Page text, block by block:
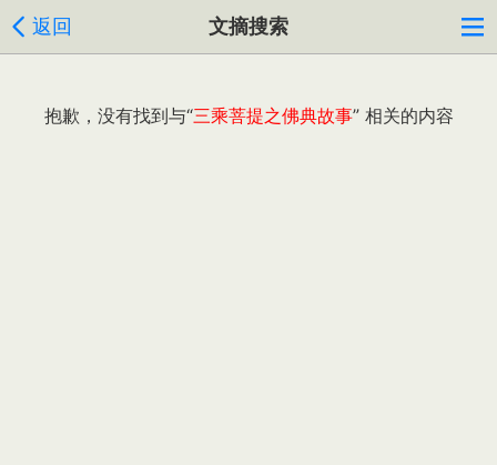
返回 文摘搜索
抱歉，没有找到与“三乘菩提之佛典故事” 相关的内容